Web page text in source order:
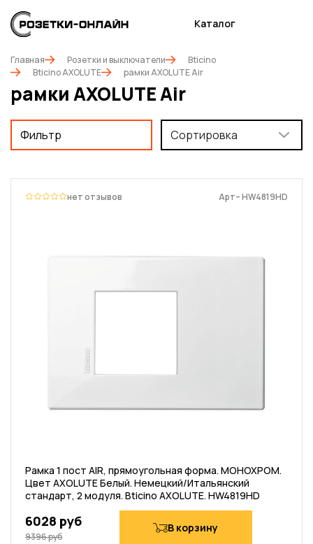
Каталог
Главная Розетки и выключатели
Bticino
Bticino AXOLUTE
рамки AXOLUTE Air
рамки AXOLUTE Air
Фильтр Сортировка
нет отзывов Арт– HW4819HD
Рамка 1 пост AIR, прямоугольная форма. МОНОХРОМ.
Цвет AXOLUTE Белый. Немецкий/Итальянский
стандарт, 2 модуля. Bticino AXOLUTE. HW4819HD
6028 руб
9396 руб
В корзину